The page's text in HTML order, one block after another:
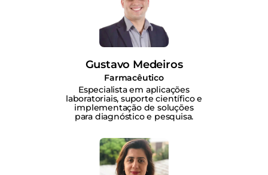
Gustavo Medeiros
Farmacêutico
Especialista em aplicações
laboratoriais, suporte científico e
implementação de soluções
para diagnóstico e pesquisa.